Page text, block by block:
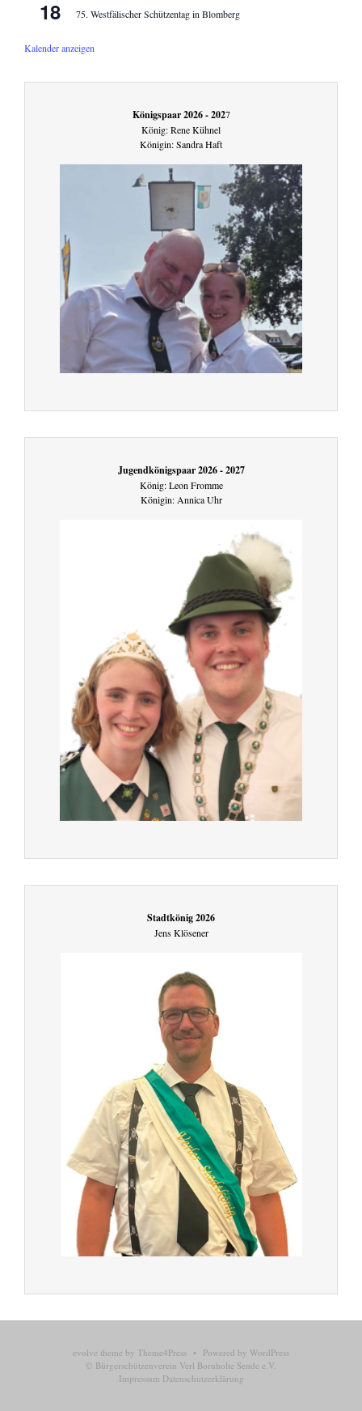
18 75. Westfälischer Schützentag in Blomberg
Kalender anzeigen
Königspaar 2026 - 2027
König: Rene Kühnel
Königin: Sandra Haft
Jugendkönigspaar 2026 - 2027
König: Leon Fromme
Königin: Annica Uhr
Stadtkönig 2026
Jens Klösener
evolve theme by Theme4Press • Powered by WordPress
© Bürgerschützenverein Verl Bornholte Sende e.V.
Impressum Datenschutzerklärung